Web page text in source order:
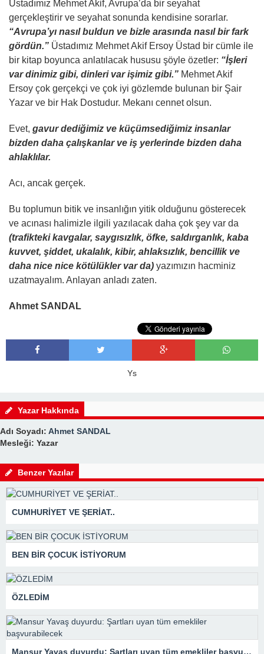
Üstadımız Mehmet Akif, Avrupa’da bir seyahat
gerçekleştirir ve seyahat sonunda kendisine sorarlar.
“Avrupa’yı nasıl buldun ve bizle arasında nasıl bir fark
gördün.” Üstadımız Mehmet Akif Ersoy Üstad bir cümle ile
bir kitap boyunca anlatılacak hususu şöyle özetler: “İşleri
var dinimiz gibi, dinleri var işimiz gibi.” Mehmet Akif
Ersoy çok gerçekçi ve çok iyi gözlemde bulunan bir Şair
Yazar ve bir Hak Dostudur. Mekanı cennet olsun.
Evet, gavur dediğimiz ve küçümsediğimiz insanlar
bizden daha çalışkanlar ve iş yerlerinde bizden daha
ahlaklılar.
Acı, ancak gerçek.
Bu toplumun bitik ve insanlığın yitik olduğunu gösterecek
ve acınası halimizle ilgili yazılacak daha çok şey var da
(trafikteki kavgalar, saygısızlık, öfke, saldırganlık, kaba
kuvvet, şiddet, ukalalık, kibir, ahlaksızlık, bencillik ve
daha nice nice kötülükler var da) yazımızın hacminiz
uzatmayalım. Anlayan anladı zaten.
Ahmet SANDAL
Ys
Yazar Hakkında
Adı Soyadı: Ahmet SANDAL
Mesleği: Yazar
Benzer Yazılar
CUMHURİYET VE ŞERİAT..
BEN BİR ÇOCUK İSTİYORUM
ÖZLEDİM
Mansur Yavaş duyurdu: Şartları uyan tüm emekliler başvurabilecek